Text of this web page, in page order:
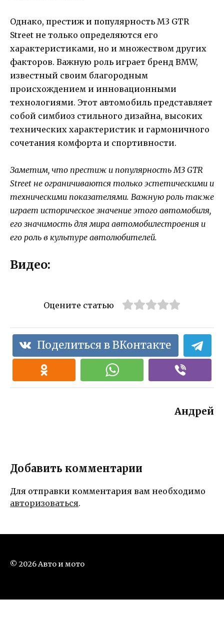
Однако, престиж и популярность M3 GTR
Street не только определяются его
характеристиками, но и множеством других
факторов. Важную роль играет бренд BMW,
известный своим благородным
происхождением и инновационными
технологиями. Этот автомобиль представляет
собой симбиоз стильного дизайна, высоких
технических характеристик и гармоничного
сочетания комфорта и спортивности.
Заметим, что престиж и популярность M3 GTR
Street не ограничиваются только эстетическими и
техническими показателями. Важную роль также
играет историческое значение этого автомобиля,
его значимость для мира автомобилестроения и
его роль в культуре автолюбителей.
Видео:
Оцените статью
Поделиться в ВКонтакте
Андрей
Добавить комментарии
Для отправки комментария вам необходимо
авторизоваться.
© 2026 Авто и мото